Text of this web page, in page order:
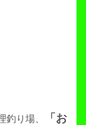
釣り場、
「お